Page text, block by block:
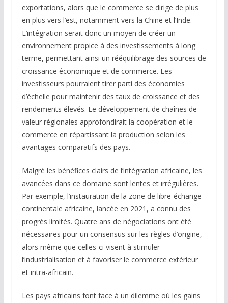
exportations, alors que le commerce se dirige de plus
en plus vers l’est, notamment vers la Chine et l’Inde.
L’intégration serait donc un moyen de créer un
environnement propice à des investissements à long
terme, permettant ainsi un rééquilibrage des sources de
croissance économique et de commerce. Les
investisseurs pourraient tirer parti des économies
d’échelle pour maintenir des taux de croissance et des
rendements élevés. Le développement de chaînes de
valeur régionales approfondirait la coopération et le
commerce en répartissant la production selon les
avantages comparatifs des pays.
Malgré les bénéfices clairs de l’intégration africaine, les
avancées dans ce domaine sont lentes et irrégulières.
Par exemple, l’instauration de la zone de libre-échange
continentale africaine, lancée en 2021, a connu des
progrès limités. Quatre ans de négociations ont été
nécessaires pour un consensus sur les règles d’origine,
alors même que celles-ci visent à stimuler
l’industrialisation et à favoriser le commerce extérieur
et intra-africain.
Les pays africains font face à un dilemme où les gains